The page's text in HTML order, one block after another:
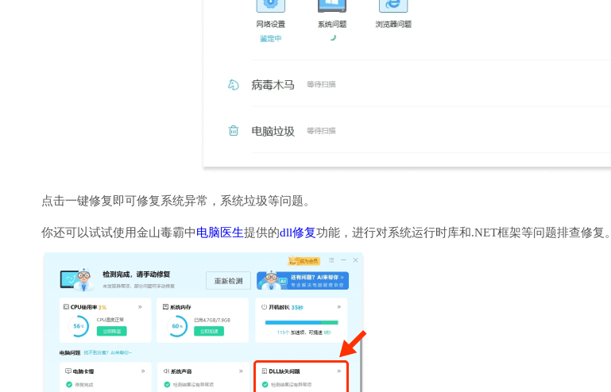
点击一键修复即可修复系统异常，系统垃圾等问题。
你还可以试试使用金山毒霸中电脑医生提供的dll修复功能，进行对系统运行时库和.NET框架等问题排查修复。